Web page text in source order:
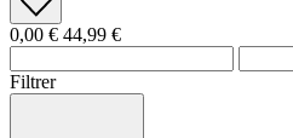
0,00 € 44,99 €
Filtrer